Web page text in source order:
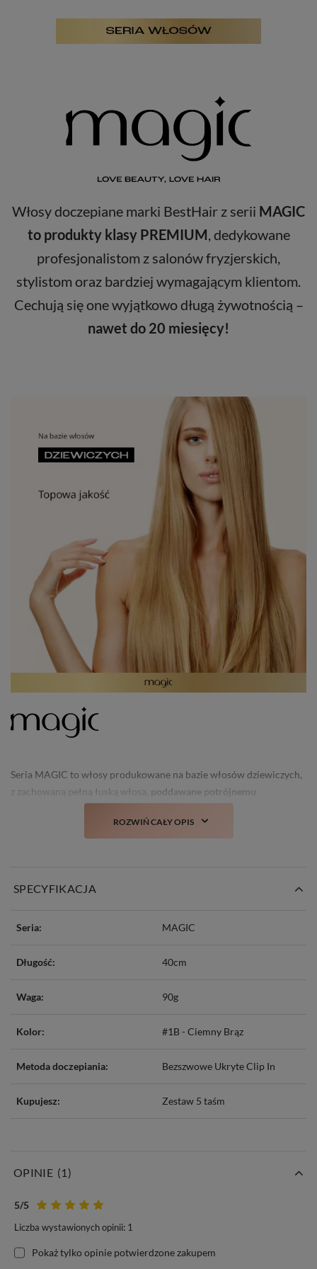
Włosy doczepiane marki BestHair z serii MAGIC
to produkty klasy PREMIUM , dedykowane
profesjonalistom z salonów fryzjerskich,
stylistom oraz bardziej wymagającym klientom.
Cechują się one wyjątkowo długą żywotnością –
nawet do 20 miesięcy!
Seria MAGIC to włosy produkowane na bazie włosów dziewiczych,
z zachowaną pełną łuską włosa, poddawane potrójnemu
selekcjonowaniu
struktury nawet po kilku myciach.
Włosy typu Bezszwowe Ukryte Clip In z serii MAGIC
ROZWIŃ CAŁY OPIS
SPECYFIKACJA
Seria: MAGIC
Długość: 40cm
Waga: 90g
Kolor: #1B - Ciemny Brąz
Metoda doczepiania: Bezszwowe Ukryte Clip In
Kupujesz: Zestaw 5 taśm
OPINIE (1)
5/5
Liczba wystawionych opinii: 1
Pokaż tylko opinie potwierdzone zakupem